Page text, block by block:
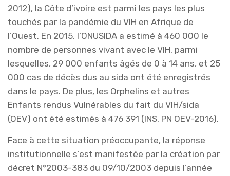
2012), la Côte d’ivoire est parmi les pays les plus
touchés par la pandémie du VIH en Afrique de
l’Ouest. En 2015, l’ONUSIDA a estimé à 460 000 le
nombre de personnes vivant avec le VIH, parmi
lesquelles, 29 000 enfants âgés de 0 à 14 ans, et 25
000 cas de décès dus au sida ont été enregistrés
dans le pays. De plus, les Orphelins et autres
Enfants rendus Vulnérables du fait du VIH/sida
(OEV) ont été estimés à 476 391 (INS, PN OEV-2016).
Face à cette situation préoccupante, la réponse
institutionnelle s’est manifestée par la création par
décret N°2003-383 du 09/10/2003 depuis l’année